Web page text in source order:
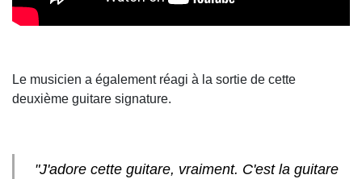
Le musicien a également réagi à la sortie de cette
deuxième guitare signature.
"J'adore cette guitare, vraiment. C'est la guitare